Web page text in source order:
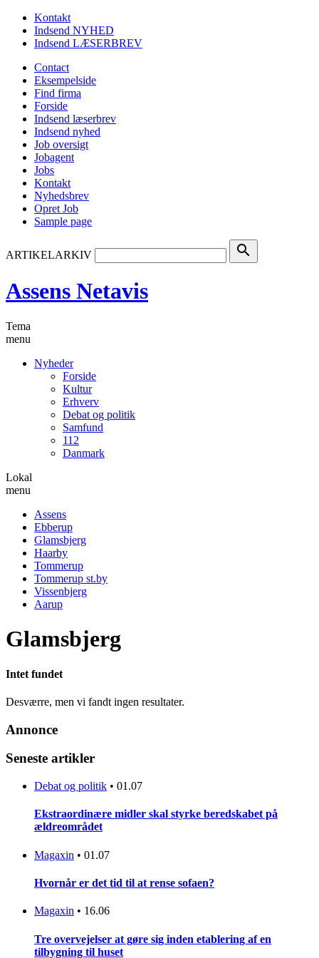
Kontakt
Indsend NYHED
Indsend LÆSERBREV
Contact
Eksempelside
Find firma
Forside
Indsend læserbrev
Indsend nyhed
Job oversigt
Jobagent
Jobs
Kontakt
Nyhedsbrev
Opret Job
Sample page
ARTIKELARKIV search
Assens Netavis
Tema
menu
Nyheder
Forside
Kultur
Erhverv
Debat og politik
Samfund
112
Danmark
Lokal
menu
Assens
Ebberup
Glamsbjerg
Haarby
Tommerup
Tommerup st.by
Vissenbjerg
Aarup
Glamsbjerg
Intet fundet
Desværre, men vi fandt ingen resultater.
Annonce
Seneste artikler
Debat og politik • 01.07
Ekstraordinære midler skal styrke beredskabet på
ældreområdet
Magaxin • 01.07
Hvornår er det tid til at rense sofaen?
Magaxin • 16.06
Tre overvejelser at gøre sig inden etablering af en
tilbygning til huset